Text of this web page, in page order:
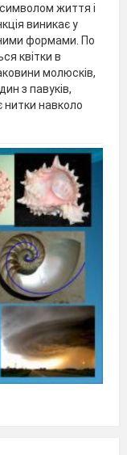
життя і
виникає у
формами. По
квітки в
молюсків,
з павуків,
нитки навколо